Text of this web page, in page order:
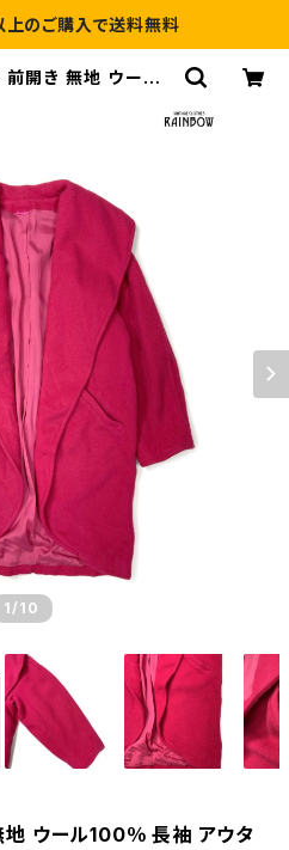
のご購入で送料無料
開き 無地 ウール1
1 /10
ウール100％ 長袖 アウタ